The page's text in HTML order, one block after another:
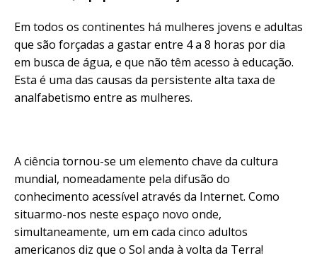
Em todos os continentes há mulheres jovens e adultas
que são forçadas a gastar entre 4 a 8 horas por dia
em busca de água, e que não têm acesso à educação.
Esta é uma das causas da persistente alta taxa de
analfabetismo entre as mulheres.
A ciência tornou-se um elemento chave da cultura
mundial, nomeadamente pela difusão do
conhecimento acessível através da Internet. Como
situarmo-nos neste espaço novo onde,
simultaneamente, um em cada cinco adultos
americanos diz que o Sol anda à volta da Terra!